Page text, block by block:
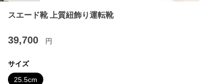
スエード靴 上質紐飾り運転靴
39,700 円
サイズ
25.5cm